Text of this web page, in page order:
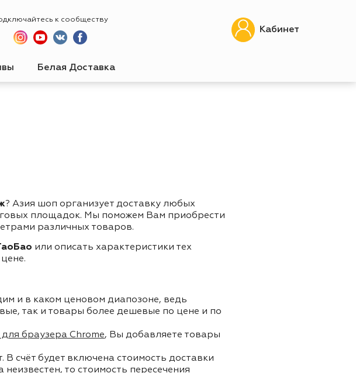
к сообществу
Кабинет
Белая Доставка
? Азия шоп организует доставку любых
площадок. Мы поможем Вам приобрести
различных товаров.
или описать характеристики тех
и в каком ценовом диапозоне, ведь
так и товары более дешевые по цене и по
браузера Chrome, Вы добавляете товары
счёт будет включена стоимость доставки
то стоимость пересечения